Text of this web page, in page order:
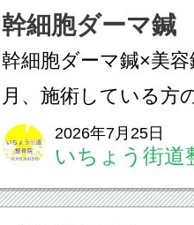
いちょう街道整骨院
も通常通り診療して
みの...
幹細胞ダーマ鍼
幹細胞ダーマ鍼×美
月、施術している方
写真上 2025年9月
月皮膚(真皮層)への
への電気美容鍼のダ
2026年7月25日
いちょう街道